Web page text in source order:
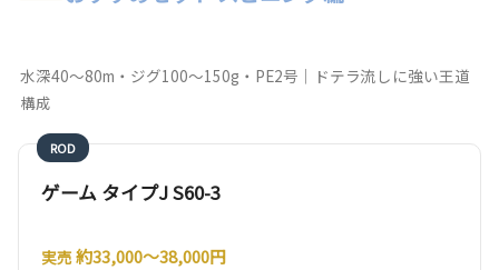
水深40〜80m・ジグ100〜150g・PE2号｜ドテラ流しに強い王道
構成
ROD
ゲーム タイプJ S60-3
実売約33,000〜38,000円